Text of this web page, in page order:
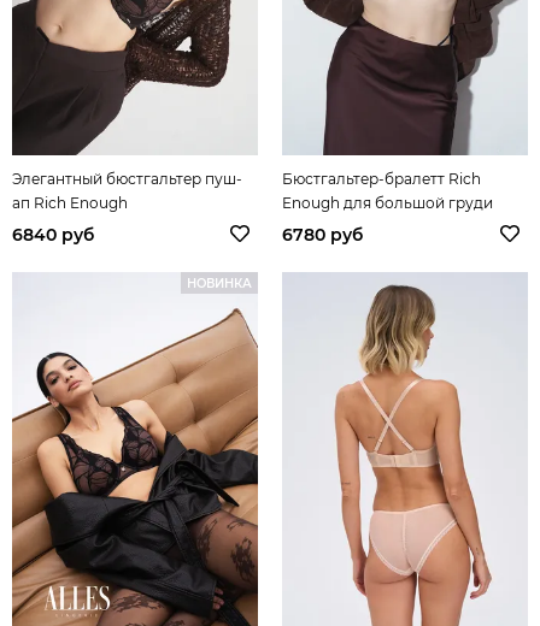
Элегантный бюстгальтер пуш-
ап Rich Enough
6840 руб
Бюстгальтер-бралетт Rich
Enough для большой груди
6780 руб
НОВИНКА